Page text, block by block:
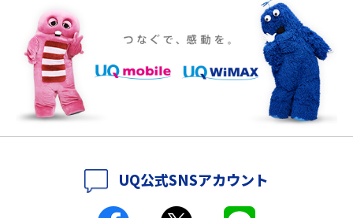
ポケット型Wi-Fiをレンタルするメリットとは？選び方や向いている方の特
徴も紹介
持ち運びできるポケット型Wi-Fiのおススメの選び方は？メリット・デメリ
ットも紹介
ポケット型Wi-Fiはクレカなしでも利用できる？口座振替の方法や注意点も
ポケット型Wi-Fiとは？通信の仕組みやメリット・デメリットを解説
UQ公式SNSアカウント